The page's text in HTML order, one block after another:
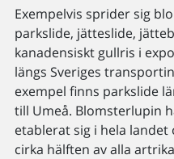
Exempelvis sprider sig
parkslide, jätteslide,
kanadensiskt gullris i
längs Sveriges
exempel finns parkslide
till Umeå. Blomsterlupin
etablerat sig i hela landet
cirka hälften av alla